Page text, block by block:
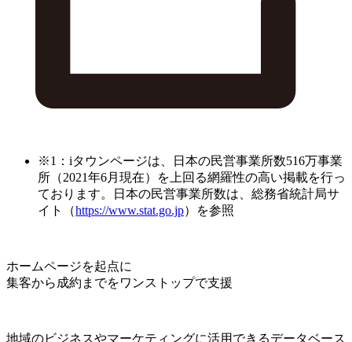
※1：iタウンページは、日本の民営事業所数516万事業
所（2021年6月現在）を上回る網羅性の高い掲載を行っ
ております。日本の民営事業所数は、総務省統計局サ
イト（https://www.stat.go.jp）を参照
ホームページを起点に
集客から成約までをワンストップで支援
地域のビジネスやマーケティングに活用できるデータベース